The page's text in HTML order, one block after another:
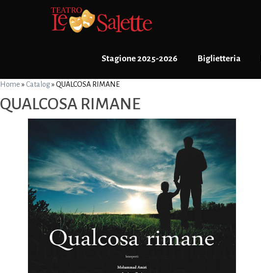
Stagione 2025-2026 Biglietteria
Home »Catalog»QUALCOSA RIMANE
QUALCOSA RIMANE